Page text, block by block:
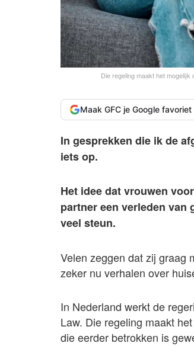
Die regeling maakt het
Maak GFC je Google favoriet
In gesprekken die ik de
iets op.
Het idee dat vrouwen
partner een verleden van
veel steun.
Velen zeggen dat zij graag
zeker nu verhalen over
In Nederland werkt de
Law. Die regeling maakt
die eerder betrokken is